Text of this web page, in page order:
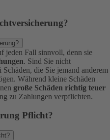
jeden Fall sinnvoll, denn sie
. Sind Sie nicht
die Sie jemand anderem
Während kleine Schäden
große Schäden richtig teuer
zu Zahlungen verpflichten.
Pflicht?